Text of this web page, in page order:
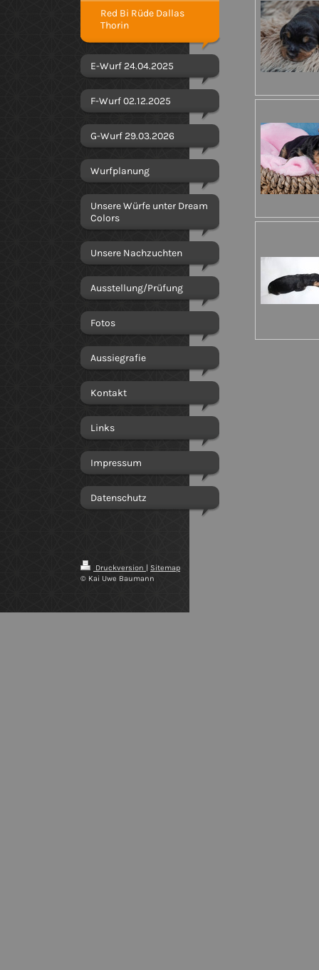
Red Bi Rüde Dallas
Thorin
E-Wurf 24.04.2025
F-Wurf 02.12.2025
G-Wurf 29.03.2026
Wurfplanung
Unsere Würfe unter Dream
Colors
Unsere Nachzuchten
Ausstellung/Prüfung
Fotos
Aussiegrafie
Kontakt
Links
Impressum
Datenschutz
Druckversion | Sitemap
© Kai Uwe Baumann